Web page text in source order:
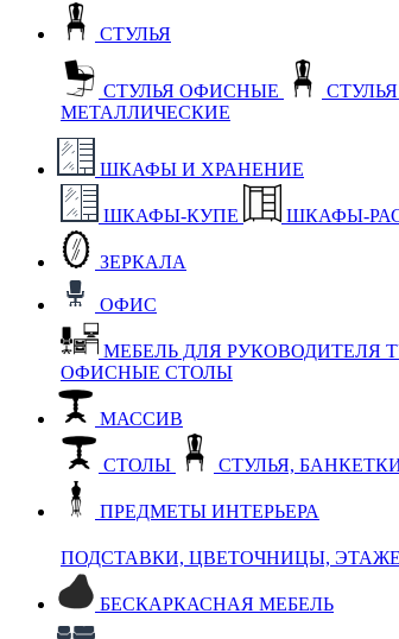
СТУЛЬЯ
СТУЛЬЯ ОФИСНЫЕ
МЕТАЛЛИЧЕСКИЕ
ШКАФЫ И ХРАНЕНИЕ
ШКАФЫ-КУПЕ ШКАФЫ-
ЗЕРКАЛА
ОФИС
МЕБЕЛЬ ДЛЯ РУКОВОДИТЕЛЯ
ОФИСНЫЕ СТОЛЫ
МАССИВ
СТОЛЫ СТУЛЬЯ,
ПРЕДМЕТЫ ИНТЕРЬЕРА
ПОДСТАВКИ, ЦВЕТОЧНИЦЫ,
БЕСКАРКАСНАЯ МЕБЕЛЬ